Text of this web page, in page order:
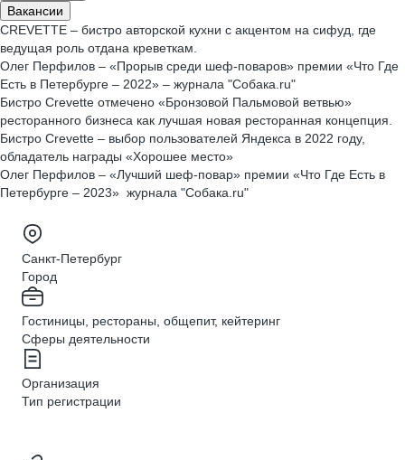
Вакансии
CREVETTE – бистро авторской кухни с акцентом на сифуд, где
ведущая роль отдана креветкам.
Олег Перфилов – «Прорыв среди шеф-поваров» премии «Что Где
Есть в Петербурге – 2022» – журнала "Собака.ru"
Бистро Crevette отмечено «Бронзовой Пальмовой ветвью»
ресторанного бизнеса как лучшая новая ресторанная концепция.
Бистро Crevette – выбор пользователей Яндекса в 2022 году,
обладатель награды «Хорошее место»
Олег Перфилов – «Лучший шеф-повар» премии «Что Где Есть в
Петербурге – 2023» журнала "Собака.ru"
Санкт-Петербург
Город
Гостиницы, рестораны, общепит, кейтеринг
Сферы деятельности
Организация
Тип регистрации